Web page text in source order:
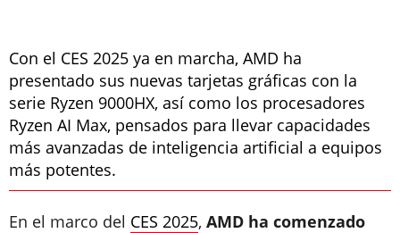
Con el CES 2025 ya en marcha, AMD ha
presentado sus nuevas tarjetas gráficas con la
serie Ryzen 9000HX, así como los procesadores
Ryzen AI Max, pensados para llevar capacidades
más avanzadas de inteligencia artificial a equipos
más potentes.
En el marco del CES 2025, AMD ha comenzado